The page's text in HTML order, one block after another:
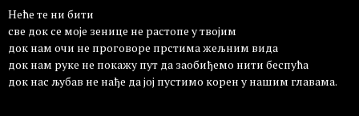
Неће те ни бити
све док се моје зенице не растопе у твојим
док нам очи не проговоре прстима жељним вида
док нам руке не покажу пут да заобиђемо нити беспућа
док нас љубав не нађе да јој пустимо корен у нашим главама.